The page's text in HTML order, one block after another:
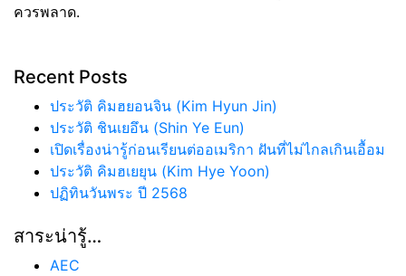
ควรพลาด.
Recent Posts
ประวัติ คิมฮยอนจิน (Kim Hyun Jin)
ประวัติ ชินเยอึน (Shin Ye Eun)
เปิดเรื่องน่ารู้ก่อนเรียนต่ออเมริกา ฝันที่ไม่ไกลเกินเอื้อม
ประวัติ คิมฮเยยุน (Kim Hye Yoon)
ปฏิทินวันพระ ปี 2568
สาระน่ารู้…
AEC